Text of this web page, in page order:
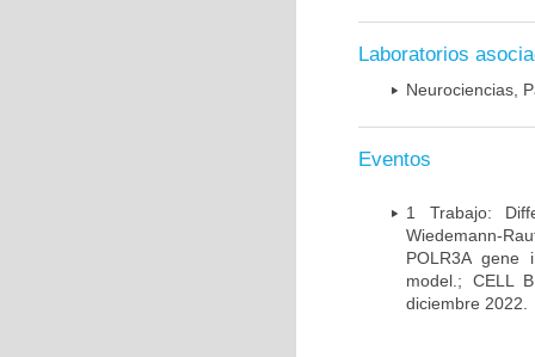
Laboratorios
Neurociencias,
Eventos
1 Trabajo:
Wiedemann-
POLR3A gene
model.; CELL
diciembre 2022.